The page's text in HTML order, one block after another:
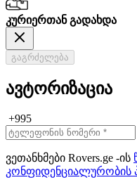
კურიერთან გადახდა
გაგრძელება
ავტორიზაცია
+995
ვეთანხმები Rovers.ge -ის
კონფიდენციალურობის